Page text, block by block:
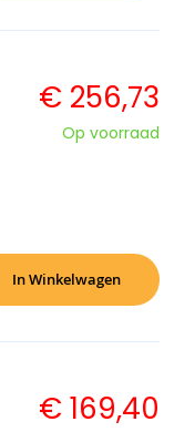
€ 256,73
Op voorraad
In Winkelwagen
€ 169,40